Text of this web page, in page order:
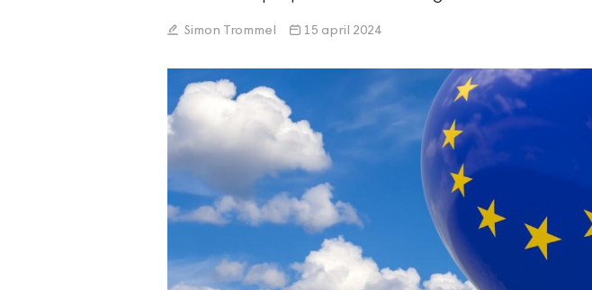
Simon Trommel 15 april 2024